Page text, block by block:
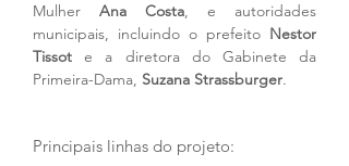
Mulher Ana Costa, e autoridades
municipais, incluindo o prefeito Nestor
Tissot e a diretora do Gabinete da
Primeira-Dama, Suzana Strassburger.
Principais linhas do projeto: